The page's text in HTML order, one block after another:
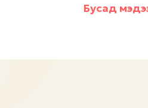
Бусад